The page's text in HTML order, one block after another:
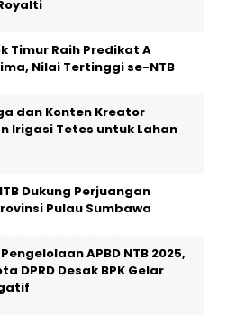
Timur Raih Predikat A
Nilai Tertinggi se-NTB
dan Konten Kreator
Irigasi Tetes untuk Lahan
Dukung Perjuangan
Pulau Sumbawa
APBD NTB 2025,
DPRD Desak BPK Gelar